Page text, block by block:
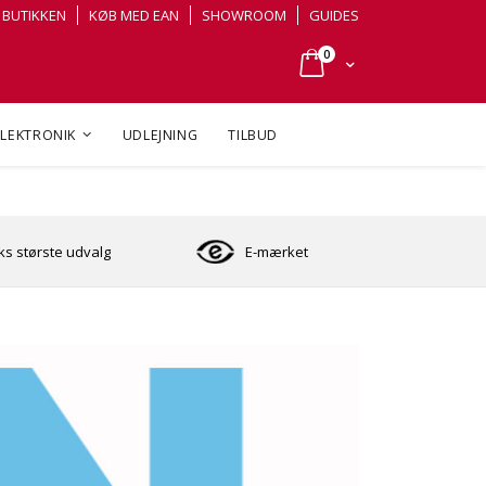
Cart
0varer
BUTIKKEN KØB MED EAN SHOWROOM GUIDES
UDLEJNING TILBUD
største udvalg E-mærket